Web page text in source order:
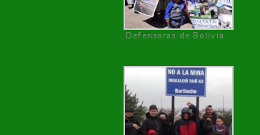
Defensoras de Bolivia